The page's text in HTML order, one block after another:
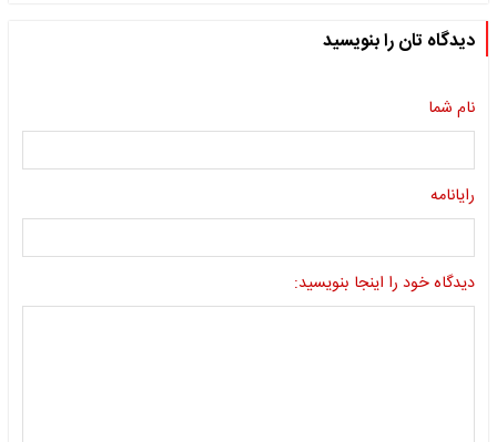
دیدگاه تان را بنویسید
نام شما
رایانامه
دیدگاه خود را اینجا بنویسید: